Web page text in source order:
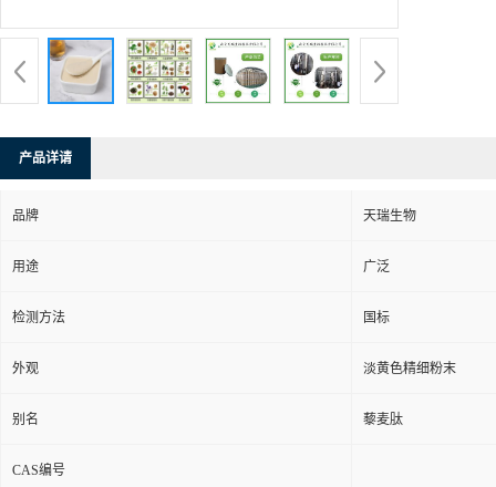
产品详请
品牌 天瑞生物
用途 广泛
检测方法 国标
外观 淡黄色精细粉末
别名 藜麦肽
CAS编号